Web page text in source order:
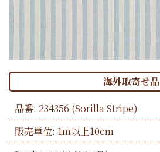
海外取寄せ品
品番: 234356 (Sorilla Stripe)
販売単位: 1m以上10cm